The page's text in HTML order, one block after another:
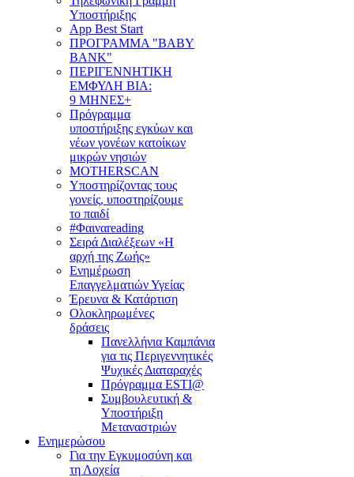
Υποστήριξης
App Best Start
ΠΡΟΓΡΑΜΜΑ "BABY
BANK"
ΠΕΡΙΓΕΝΝΗΤΙΚΗ
ΕΜΦΥΛΗ ΒΙΑ:
9 ΜΗΝΕΣ+
Πρόγραμμα
υποστήριξης εγκύων και
νέων γονέων κατοίκων
μικρών νησιών
MOTHERSCAN
Υποστηρίζοντας τους
γονείς, υποστηρίζουμε
το παιδί
#Φαιναreading
Σειρά Διαλέξεων «Η
αρχή της Ζωής»
Ενημέρωση
Επαγγελματιών Υγείας
Έρευνα & Κατάρτιση
Ολοκληρωμένες
δράσεις
Πανελλήνια Καμπάνια
για τις Περιγεννητικές
Ψυχικές Διαταραχές
Πρόγραμμα ESTI@
Συμβουλευτική &
Υποστήριξη
Μεταναστριών
Ενημερώσου
Για την Εγκυμοσύνη και
τη Λοχεία